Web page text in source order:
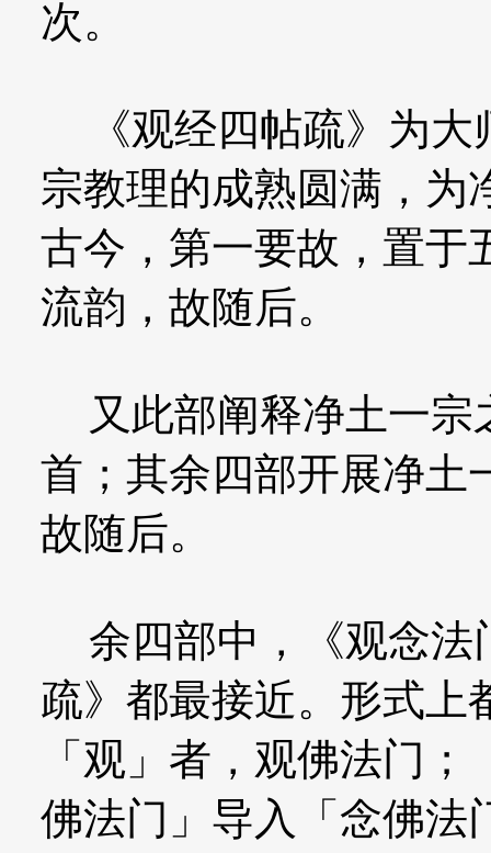
次。
《观经四帖疏》为大
宗教理的成熟圆满，为
古今，第一要故，置于
流韵，故随后。
又此部阐释净土一宗
首；其余四部开展净土
故随后。
余四部中，《观念法
疏》都最接近。形式上
「观」者，观佛法门
佛法门」导入「念佛法